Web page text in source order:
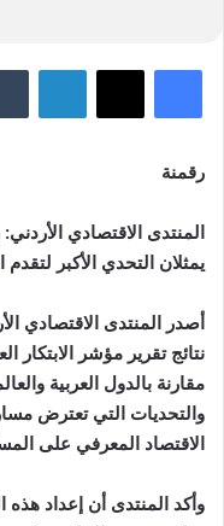
فيسبوك لينكدإن
رقمنة
المنتدى الاقتصادي
يمثلان التحدي الأكبر
أصدر المنتدى الاقتصادي
مقارنة بالدول العربية
والتحديات التي تعترض
الاقتصاد المعرفي على
وأكد المنتدى أن إعداد